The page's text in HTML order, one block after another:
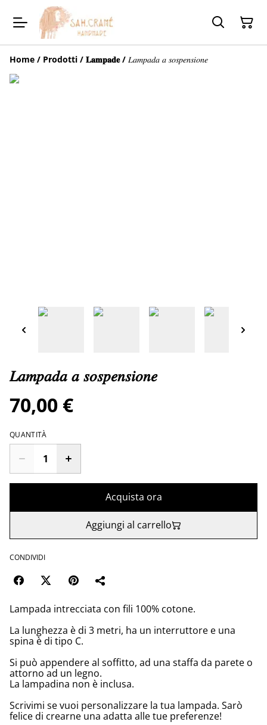
Home / Prodotti / 𝐋𝐚𝐦𝐩𝐚𝐝𝐞 / 𝐿𝑎𝑚𝑝𝑎𝑑𝑎 𝑎 𝑠𝑜𝑠𝑝𝑒𝑛𝑠𝑖𝑜𝑛𝑒
𝐿𝑎𝑚𝑝𝑎𝑑𝑎 𝑎 𝑠𝑜𝑠𝑝𝑒𝑛𝑠𝑖𝑜𝑛𝑒
70,00 €
QUANTITÀ
Acquista ora
Aggiungi al carrello
CONDIVIDI
Lampada intrecciata con fili 100% cotone.
La lunghezza è di 3 metri, ha un interruttore e una
spina è di tipo C.
Si può appendere al soffitto, ad una staffa da parete o
attorno ad un legno.
La lampadina non è inclusa.
Scrivimi se vuoi personalizzare la tua lampada. Sarò
felice di crearne una adatta alle tue preferenze!